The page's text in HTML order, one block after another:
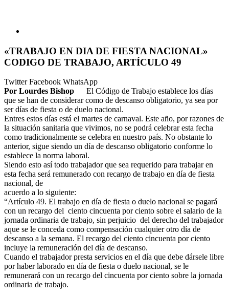
«TRABAJO EN DIA DE FIESTA NACIONAL»
CODIGO DE TRABAJO, ARTÍCULO 49
TwitterFacebook WhatsApp
Por Lourdes Bishop El Código de Trabajo establece los días
que se han de considerar como de descanso obligatorio, ya sea por
ser días de fiesta o de duelo nacional.
Entres estos días está el martes de carnaval. Este año, por razones de
la situación sanitaria que vivimos, no se podrá celebrar esta fecha
como tradicionalmente se celebra en nuestro país. No obstante lo
anterior, sigue siendo un día de descanso obligatorio conforme lo
establece la norma laboral.
Siendo esto así todo trabajador que sea requerido para trabajar en
esta fecha será remunerado con recargo de trabajo en día de fiesta
nacional, de
acuerdo a lo siguiente:
“Artículo 49. El trabajo en día de fiesta o duelo nacional se pagará
con un recargo del ciento cincuenta por ciento sobre el salario de la
jornada ordinaria de trabajo, sin perjuicio del derecho del trabajador
aque se le conceda como compensación cualquier otro día de
descanso a la semana. El recargo del ciento cincuenta por ciento
incluye la remuneración del día de descanso.
Cuando el trabajador presta servicios en el día que debe dársele libre
por haber laborado en día de fiesta o duelo nacional, se le
remunerará con un recargo del cincuenta por ciento sobre la jornada
ordinaria de trabajo.